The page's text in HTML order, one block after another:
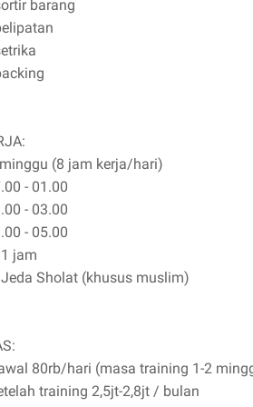
barang
(8 jam kerja/hari)
- 01.00
- 03.00
- 05.00
jam
Sholat (khusus muslim)
80rb/hari (masa training 1-2
training 2,5jt-2,8jt / bulan